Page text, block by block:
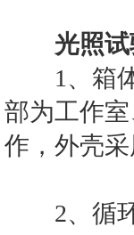
光照
1、箱体
部为工作
作，外壳
2、循环